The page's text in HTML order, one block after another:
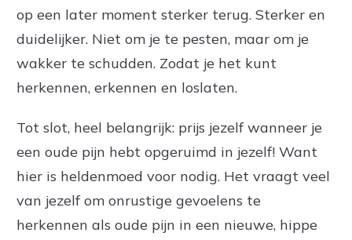
op een later moment sterker terug. Sterker en
duidelijker. Niet om je te pesten, maar om je
wakker te schudden. Zodat je het kunt
herkennen, erkennen en loslaten.
Tot slot, heel belangrijk: prijs jezelf wanneer je
een oude pijn hebt opgeruimd in jezelf! Want
hier is heldenmoed voor nodig. Het vraagt veel
van jezelf om onrustige gevoelens te
herkennen als oude pijn in een nieuwe, hippe